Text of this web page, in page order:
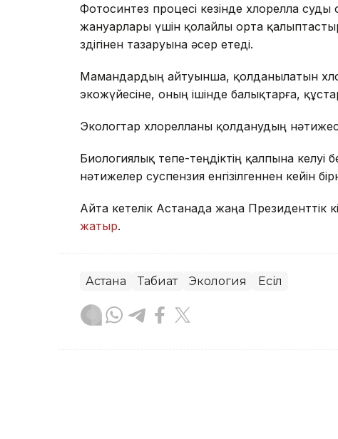
Фотосинтез процесі кезінде хлорелла
жануарлары үшін қолайлы орта
өздігінен тазаруына әсер етеді.
Мамандардың айтуынша, қолданылатын
экожүйесіне, оның ішінде балықтарға,
Экологтар хлорелланы қолданудың
Биологиялық тепе-теңдіктің қалпына келуі
нәтижелер суспензия енгізілгеннен кейін
Айта кетелік Астанада жаңа Президенттік
жатыр.
Астана Табиғат Экология Есіл